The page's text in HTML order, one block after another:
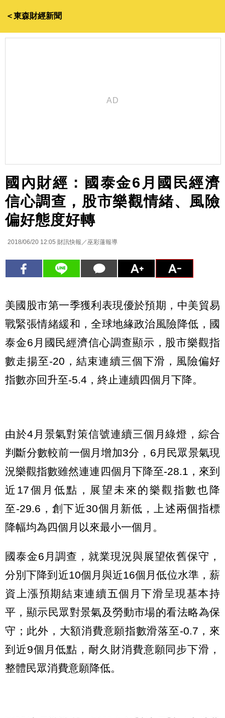
＜東森財經新聞
國內財經：國泰金6月國民經濟
信心調查，股市樂觀情緒、風險
偏好態度好轉
2018/06/20 12:05 財訊快報／巫彩蓮報導
美國股市第一季獲利表現優於預期，中美貿易
戰緊張情緒緩和，全球地緣政治風險降低，國
泰金6月國民經濟信心調查顯示，股市樂觀指
數走揚至-20，結束連續三個下滑，風險偏好
指數亦回升至-5.4，終止連續四個月下降。
由於4月景氣對策信號連續三個月綠燈，綜合
判斷分數較前一個月增加3分，6月民眾景氣現
況樂觀指數雖然連連四個月下降至-28.1，來到
近17個月低點，展望未來的樂觀指數也降
至-29.6，創下近30個月新低，上述兩個指標
降幅均為四個月以來最小一個月。
國泰金6月調查，就業現況與展望依舊保守，
分別下降到近10個月與近16個月低位水準，薪
資上漲預期結束連續五個月下滑呈現基本持
平，顯示民眾對景氣及勞動市場的看法略為保
守；此外，大額消費意願指數滑落至-0.7，來
到近9個月低點，耐久財消費意願同步下滑，
整體民眾消費意願降低。